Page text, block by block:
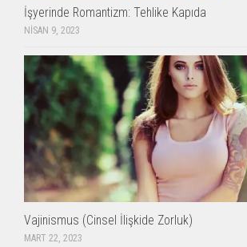
İşyerinde Romantizm: Tehlike Kapıda
NISAN 9, 2023
Vajinismus (Cinsel İlişkide Zorluk)
MART 22, 2023